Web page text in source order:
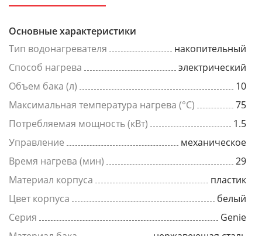
Основные характеристики
Тип водонагревателя
накопительный
Способ нагрева
электрический
Объем бака (л)
10
Максимальная температура нагрева (°C)
75
Потребляемая мощность (кВт)
1.5
Управление
механическое
Время нагрева (мин)
29
Материал корпуса
пластик
Цвет корпуса
белый
Серия
Genie